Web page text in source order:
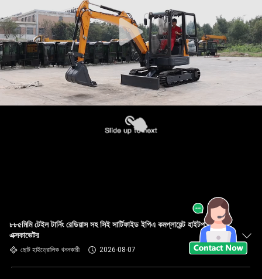
৮৮৫মিমি টেইল টার্নিং রেডিয়াস সহ সিই সার্টিফাইড ইপিএ কমপ্লায়েন্ট হাইটপ মিনি
এক্সকাভেটর
ছোট হাইড্রোলিক খননকারী 2026-08-07